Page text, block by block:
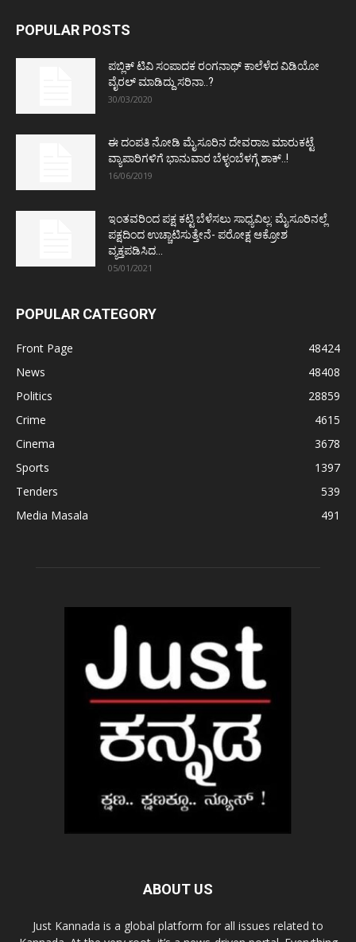
POPULAR POSTS
ಪಬ್ಲಿಕ್ ಟಿವಿ ಸಂಪಾದಕ ರಂಗನಾಥ್ ಕಾಲೆಳೆದ ವಿಡಿಯೋ
ವೈರಲ್ ಮಾಡಿದ್ದು ಸರಿನಾ..?
30/03/2020
ಈ ದಂಪತಿ ನೋಡಿ ಮೈಸೂರಿನ ದೇವರಾಜ ಮಾರುಕಟ್ಟೆ
ವ್ಯಾಪಾರಿಗಳಿಗೆ ಭಾನುವಾರ ಬೆಳ್ಳಂಬೆಳಗ್ಗೆ ಶಾಕ್..!
16/06/2019
ಇಂತವರಿಂದ ಪಕ್ಷ ಕಟ್ಟಿ ಬೆಳೆಸಲು ಸಾಧ್ಯವಿಲ್ಲ: ಮೈಸೂರಿನಲ್ಲೆ
ಪಕ್ಷದಿಂದ ಉಚ್ಚಾಟಿಸುತ್ತೇನೆ- ಪರೋಕ್ಷ ಆಕ್ರೋಶ
ವ್ಯಕ್ತಪಡಿಸಿದ...
05/01/2021
POPULAR CATEGORY
Front Page
48424
News
48408
Politics
28859
Crime
4615
Cinema
3678
Sports
1397
Tenders
539
Media Masala
491
ABOUT US
Just Kannada is a global platform for all issues related to